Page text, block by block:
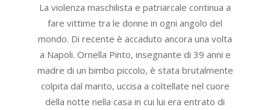
La violenza maschilista e patriarcale continua a
fare vittime tra le donne in ogni angolo del
mondo. Di recente è accaduto ancora una volta
a Napoli. Ornella Pinto, insegnante di 39 anni e
madre di un bimbo piccolo, è stata brutalmente
colpita dal marito, uccisa a coltellate nel cuore
della notte nella casa in cui lui era entrato di